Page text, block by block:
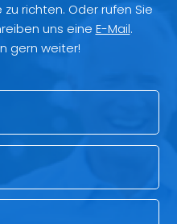
richten. Oder rufen Sie
uns eine E-Mail.
gern weiter!